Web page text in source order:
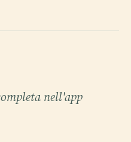
nell'app